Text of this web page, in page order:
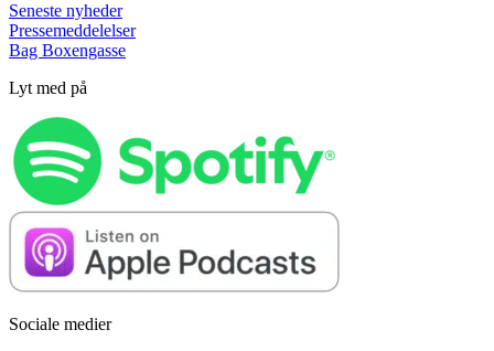
Seneste nyheder
Pressemeddelelser
Bag Boxengasse
Lyt med på
Sociale medier